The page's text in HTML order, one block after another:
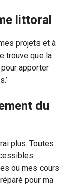
littoral
projets et à
trouve que la
apporter
du
plus. Toutes
ou mes cours
pour ma